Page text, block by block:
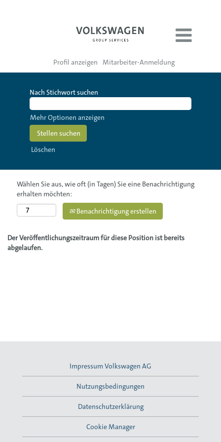
Profil anzeigen Mitarbeiter-Anmeldung
Nach Stichwort suchen
Mehr Optionen anzeigen
Löschen
Wählen Sie aus, wie oft (in Tagen) Sie eine Benachrichtigung
erhalten möchten:
Benachrichtigung erstellen
Der Veröffentlichungszeitraum für diese Position ist bereits
abgelaufen.
Impressum Volkswagen AG
Nutzungsbedingungen
Datenschutzerklärung
Cookie Manager